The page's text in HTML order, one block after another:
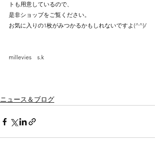
トも用意しているので、
是非ショップをご覧ください。
お気に入りの1枚がみつかるかもしれないですよ(^^)/
millevies　s.k
ニュース＆ブログ